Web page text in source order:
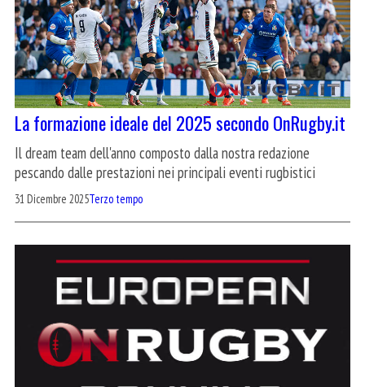
La formazione ideale del 2025 secondo OnRugby.it
Il dream team dell'anno composto dalla nostra redazione
pescando dalle prestazioni nei principali eventi rugbistici
31 Dicembre 2025Terzo tempo